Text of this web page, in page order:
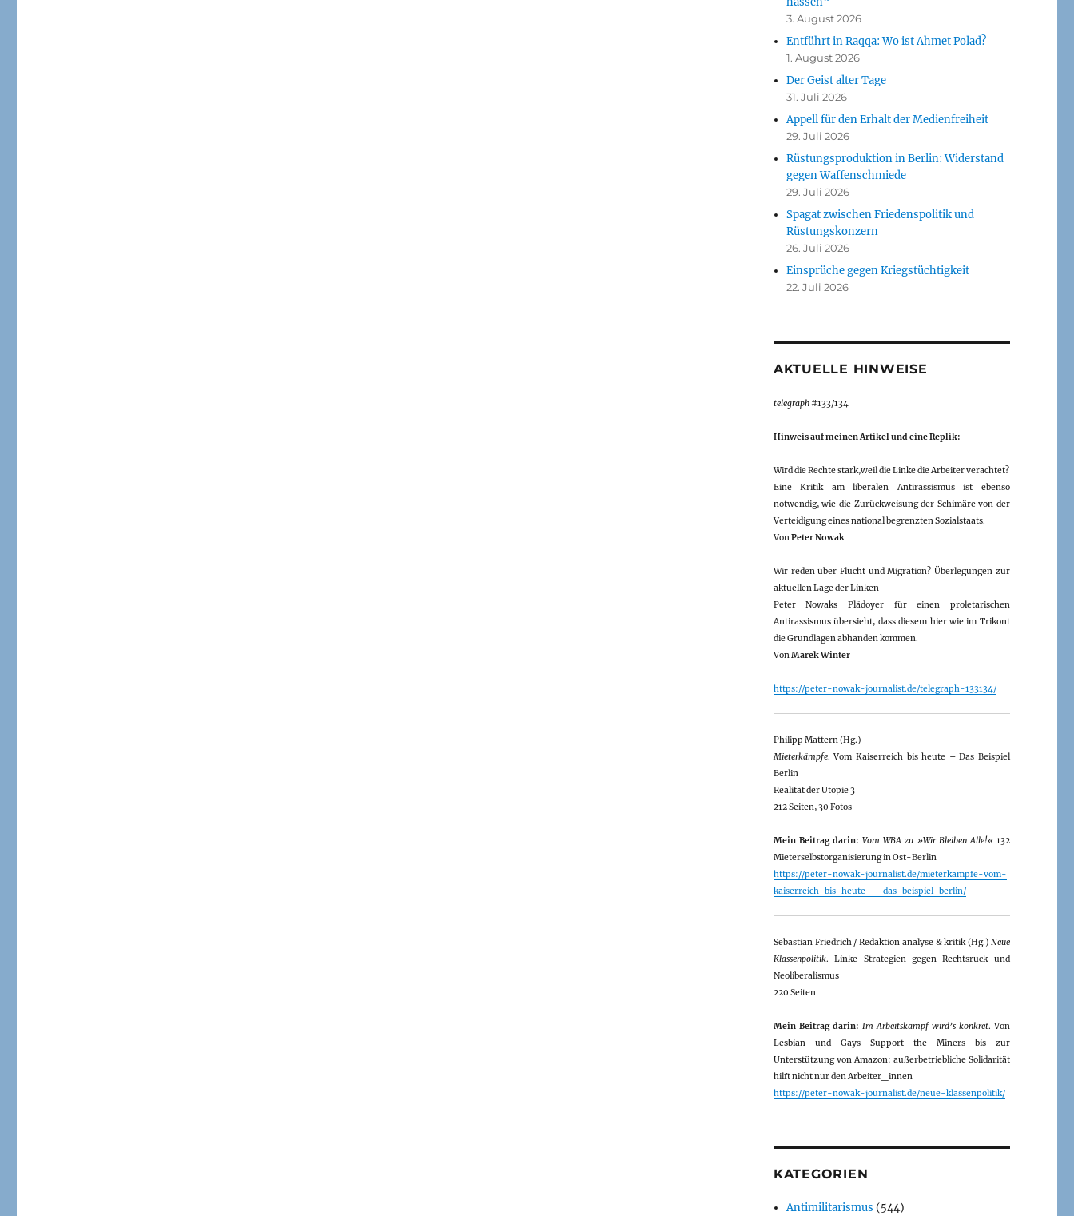
3. August 2026
Entführt in Raqqa: Wo ist Ahmet Polad?
1. August 2026
Der Geist alter Tage
31. Juli 2026
Appell für den Erhalt der Medienfreiheit
29. Juli 2026
Rüstungsproduktion in Berlin: Widerstand
gegen Waffenschmiede
29. Juli 2026
Spagat zwischen Friedenspolitik und
Rüstungskonzern
26. Juli 2026
Einsprüche gegen Kriegstüchtigkeit
22. Juli 2026
AKTUELLE HINWEISE
telegraph#133/134
Hinweis auf meinen Artikel und eine Replik:
Wird die Rechte stark,weil die Linke die Arbeiter verachtet?
Eine Kritik am liberalen Antirassismus ist ebenso
notwendig, wie die Zurückweisung der Schimäre von der
Verteidigung eines national begrenzten Sozialstaats.
VonPeter Nowak
Wir reden über Flucht und Migration? Überlegungen zur
aktuellen Lage der Linken
Peter Nowaks Plädoyer für einen proletarischen
Antirassismus übersieht, dass diesem hier wie im Trikont
die Grundlagen abhanden kommen.
VonMarek Winter
https://peter-nowak-journalist.de/telegraph-133134/
Philipp Mattern (Hg.)
Mieterkämpfe. Vom Kaiserreich bis heute – Das Beispiel
Berlin
Realität der Utopie 3
212 Seiten, 30 Fotos
Mein Beitrag darin: Vom WBA zu »Wir Bleiben Alle!«132
Mieterselbstorganisierung in Ost-Berlin
https://peter-nowak-journalist.de/mieterkampfe-vom-
kaiserreich-bis-heute-–-das-beispiel-berlin/
Sebastian Friedrich / Redaktion analyse & kritik (Hg.) Neue
Klassenpolitik. Linke Strategien gegen Rechtsruck und
Neoliberalismus
220 Seiten
Mein Beitrag darin: Im Arbeitskampf wird’s konkret. Von
Lesbian und Gays Support the Miners bis zur
Unterstützung von Amazon: außerbetriebliche Solidarität
hilft nicht nur den Arbeiter_innen
https://peter-nowak-journalist.de/neue-klassenpolitik/
KATEGORIEN
Antimilitarismus (544)